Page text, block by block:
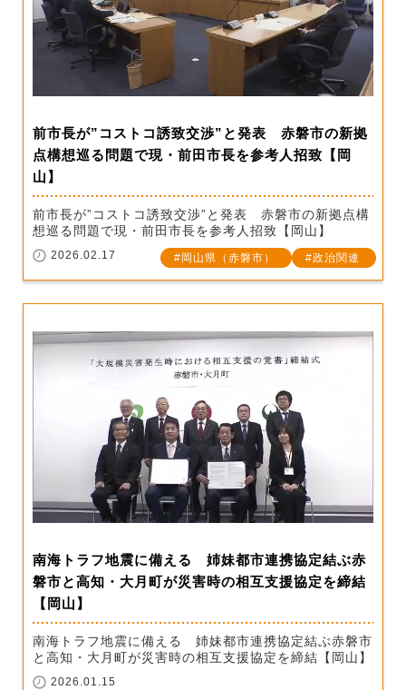
前市長が”コストコ誘致交渉”と発表 赤磐市の新拠
点構想巡る問題で現・前田市長を参考人招致【岡
山】
前市長が”コストコ誘致交渉”と発表 赤磐市の新拠点構
想巡る問題で現・前田市長を参考人招致【岡山】
2026.02.17 岡山県（赤磐市） 政治関連
南海トラフ地震に備える 姉妹都市連携協定結ぶ赤
磐市と高知・大月町が災害時の相互支援協定を締結
【岡山】
南海トラフ地震に備える 姉妹都市連携協定結ぶ赤磐市
と高知・大月町が災害時の相互支援協定を締結【岡山】
2026.01.15